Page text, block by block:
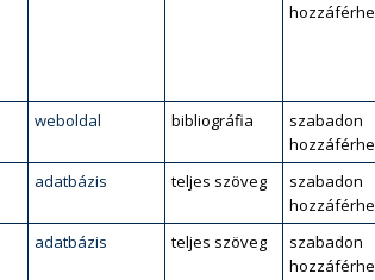
weboldal bibliográfia
szabadon
adatbázis teljes szöveg
szabadon
adatbázis teljes szöveg
szabadon